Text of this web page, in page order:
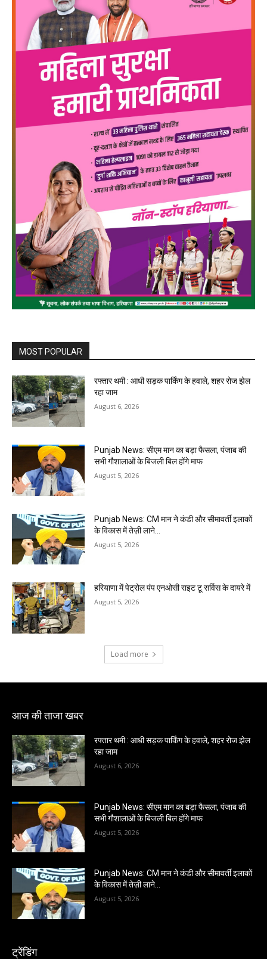
MOST POPULAR
रफ्तार थमी : आधी सड़क पार्किंग के हवाले, शहर रोज झेल
रहा जाम
August 6, 2026
Punjab News: सीएम मान का बड़ा फैसला, पंजाब की
सभी गौशालाओं के बिजली बिल होंगे माफ
August 5, 2026
Punjab News: CM मान ने कंडी और सीमावर्ती इलाकों
के विकास में तेज़ी लाने…
August 5, 2026
हरियाणा में पेट्रोल पंप एनओसी राइट टू सर्विस के दायरे में
August 5, 2026
Load more
आज की ताजा खबर
रफ्तार थमी : आधी सड़क पार्किंग के हवाले, शहर रोज झेल
रहा जाम
August 6, 2026
Punjab News: सीएम मान का बड़ा फैसला, पंजाब की
सभी गौशालाओं के बिजली बिल होंगे माफ
August 5, 2026
Punjab News: CM मान ने कंडी और सीमावर्ती इलाकों
के विकास में तेज़ी लाने…
August 5, 2026
ट्रेंडिंग